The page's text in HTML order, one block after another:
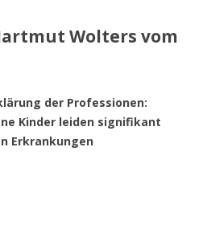
Wolters vom
der Professionen:
Kinder leiden signifikant
Erkrankungen